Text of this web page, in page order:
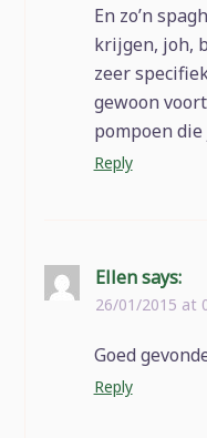
En zo’n
krijgen, joh,
zeer
gewoon
pompoen die
Reply
Ellen says:
26/01/2015 at
Goed
Reply